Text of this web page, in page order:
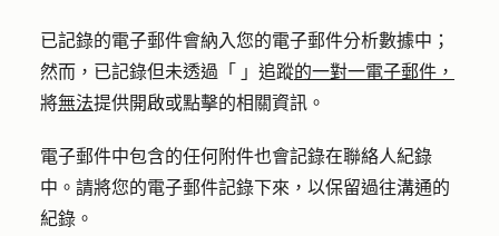
已記錄的電子郵件會納入您的電子郵件分析數據中；
然而，已記錄但未透過「
」追蹤的一對一電子郵件，
將無法提供開啟或點擊的相關資訊。
電子郵件中包含的任何附件也會記錄在聯絡人紀錄
中。請將您的電子郵件記錄下來，以保留過往溝通的
紀錄。